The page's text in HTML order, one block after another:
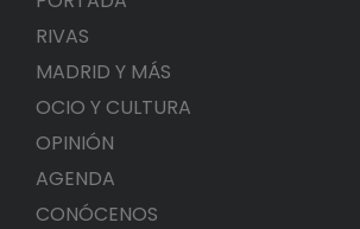
RIVAS
MADRID Y MÁS
OCIO Y CULTURA
OPINIÓN
AGENDA
CONÓCENOS